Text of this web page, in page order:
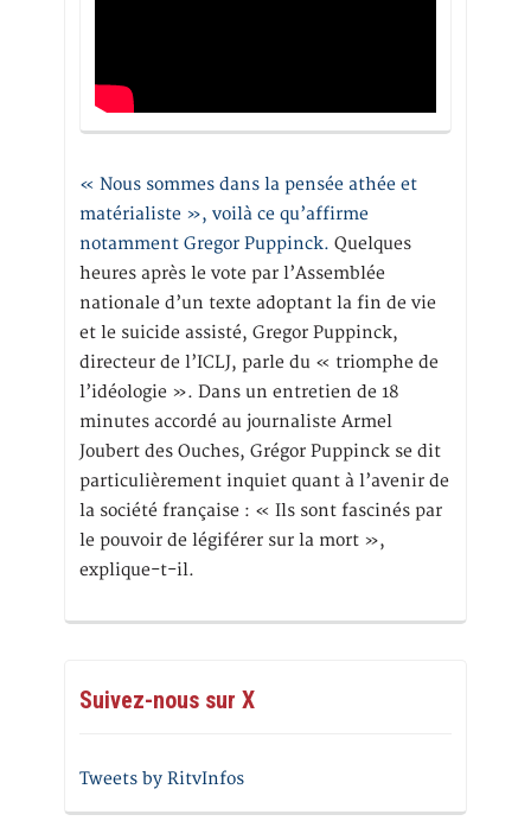
« Nous sommes dans la pensée athée et
matérialiste », voilà ce qu’affirme
notamment Gregor Puppinck. Quelques
heures après le vote par l’Assemblée
nationale d’un texte adoptant la fin de vie
et le suicide assisté, Gregor Puppinck,
directeur de l’ICLJ, parle du « triomphe de
l’idéologie ». Dans un entretien de 18
minutes accordé au journaliste Armel
Joubert des Ouches, Grégor Puppinck se dit
particulièrement inquiet quant à l’avenir de
la société française : « Ils sont fascinés par
le pouvoir de légiférer sur la mort »,
explique-t-il.
Suivez-nous sur X
Tweets by RitvInfos